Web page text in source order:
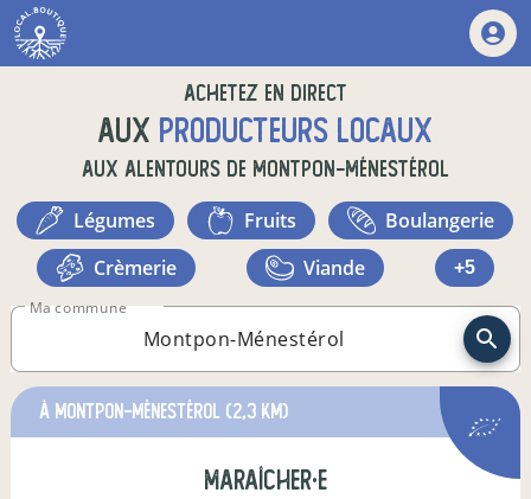
Achetez en direct
auxproducteurs locaux
aux alentours de Montpon-Ménestérol
légumes fruits
boulangerie
crèmerie
viande +5
Ma commune
à Montpon-Ménestérol (2,3 km)
maraîcher·e